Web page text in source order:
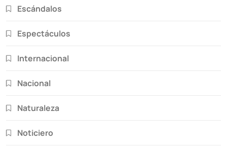
Escándalos
Espectáculos
Internacional
Nacional
Naturaleza
Noticiero